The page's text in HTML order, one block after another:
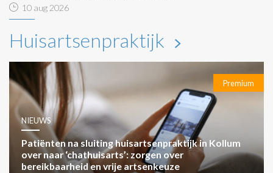
10 aug 2026
Huisartsenpraktijk
Premium
NIEUWS
Patiënten na sluiting huisartsenpraktijk in Kollum
over naar ‘chathuisarts’: zorgen over
bereikbaarheid en vrije artsenkeuze